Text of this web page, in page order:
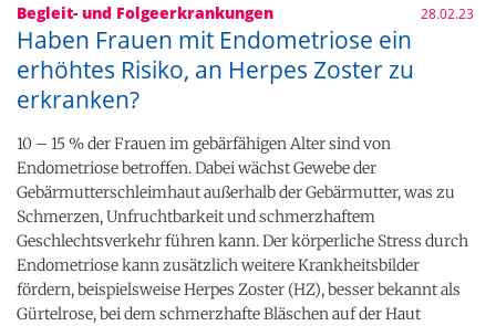
Begleit- und Folgeerkrankungen 28.02.23
Haben Frauen mit Endometriose ein
erhöhtes Risiko, an Herpes Zoster zu
erkranken?
10 – 15 % der Frauen im gebärfähigen Alter sind von
Endometriose betroffen. Dabei wächst Gewebe der
Gebärmutterschleimhaut außerhalb der Gebärmutter, was zu
Schmerzen, Unfruchtbarkeit und schmerzhaftem
Geschlechtsverkehr führen kann. Der körperliche Stress durch
Endometriose kann zusätzlich weitere Krankheitsbilder
fördern, beispielsweise Herpes Zoster (HZ), besser bekannt als
Gürtelrose, bei dem schmerzhafte Bläschen auf der Haut